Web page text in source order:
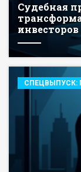
Судебная
инвесторов
СПЕЦВЫПУСК: